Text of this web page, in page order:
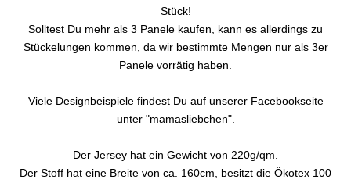
Stück!
Solltest Du mehr als 3 Panele kaufen, kann es allerdings zu
Stückelungen kommen, da wir bestimmte Mengen nur als 3er
Panele vorrätig haben.
Viele Designbeispiele findest Du auf unserer Facebookseite
unter "mamasliebchen".
Der Jersey hat ein Gewicht von 220g/qm.
Der Stoff hat eine Breite von ca. 160cm, besitzt die Ökotex 100